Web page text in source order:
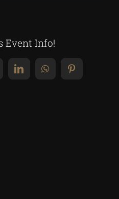
Event Info!
LinkedInWhatsAppPinterest